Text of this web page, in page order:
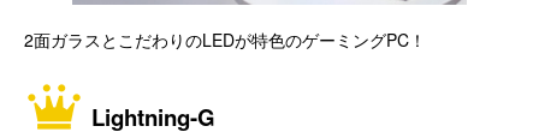
2面ガラスとこだわりのLEDが特色のゲーミングPC！
Lightning-G